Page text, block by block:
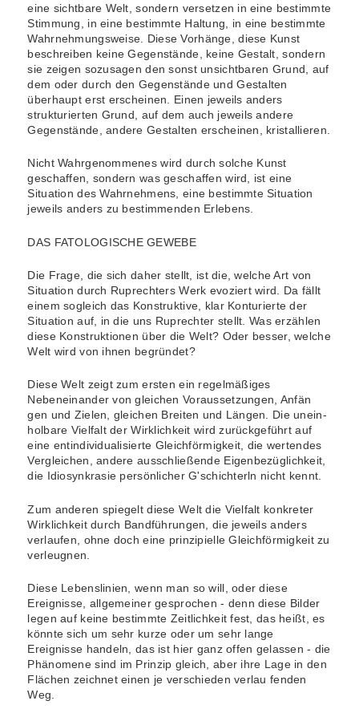
eine sichtbare Welt, sondern versetzen in eine bestimmte
Stimmung, in eine bestimmte Haltung, in eine bestimmte
Wahrnehmungsweise. Diese Vorhänge, diese Kunst
beschreiben keine Gegenstände, keine Gestalt, sondern
sie zeigen sozusagen den sonst unsichtbaren Grund, auf
dem oder durch den Gegenstände und Gestalten
überhaupt erst erscheinen. Einen jeweils anders
strukturierten Grund, auf dem auch jeweils andere
Gegenstände, andere Gestalten erscheinen, kristallieren.
Nicht Wahrgenommenes wird durch solche Kunst
geschaffen, sondern was geschaffen wird, ist eine
Situation des Wahrnehmens, eine bestimmte Situation
jeweils anders zu bestimmenden Erlebens.
DAS FATOLOGISCHE GEWEBE
Die Frage, die sich daher stellt, ist die, welche Art von
Situation durch Ruprechters Werk evoziert wird. Da fällt
einem sogleich das Konstruktive, klar Konturierte der
Situation auf, in die uns Ruprechter stellt. Was erzählen
diese Konstruktionen über die Welt? Oder besser, welche
Welt wird von ihnen begründet?
Diese Welt zeigt zum ersten ein regelmäßiges
Nebeneinander von gleichen Voraussetzungen, Anfän
gen und Zielen, gleichen Breiten und Längen. Die unein-
holbare Vielfalt der Wirklichkeit wird zurückgeführt auf
eine entindividualisierte Gleichförmigkeit, die wertendes
Vergleichen, andere ausschließende Eigenbezüglichkeit,
die Idiosynkrasie persönlicher G'schichterln nicht kennt.
Zum anderen spiegelt diese Welt die Vielfalt konkreter
Wirklichkeit durch Bandführungen, die jeweils anders
verlaufen, ohne doch eine prinzipielle Gleichförmigkeit zu
verleugnen.
Diese Lebenslinien, wenn man so will, oder diese
Ereignisse, allgemeiner gesprochen - denn diese Bilder
legen auf keine bestimmte Zeitlichkeit fest, das heißt, es
könnte sich um sehr kurze oder um sehr lange
Ereignisse handeln, das ist hier ganz offen gelassen - die
Phänomene sind im Prinzip gleich, aber ihre Lage in den
Flächen zeichnet einen je verschieden verlau fenden
Weg.